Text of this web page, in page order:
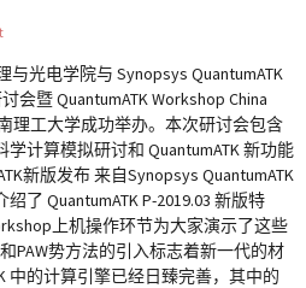
光电学院与 Synopsys QuantumATK
会暨 QuantumATK Workshop China
理工大学成功举办。本次研讨会包含
学计算模拟研讨和 QuantumATK 新功能
新版发布 来自Synopsys QuantumATK
了 QuantumATK P-2019.03 新版特
上机操作环节为大家演示了这些
PAW势方法的引入标志着新一代的材
中的计算引擎已经日臻完善，其中的